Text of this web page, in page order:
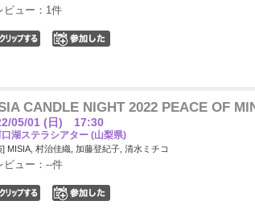
ビュー：1件
CANDLE NIGHT 2022 PEACE OF
05/01 (日) 17:30
口湖ステラシアター (山梨県)
] MISIA, 村治佳織, 加藤登紀子, 清水ミチコ
ビュー：--件